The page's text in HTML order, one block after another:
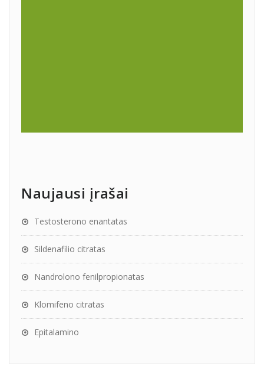
Naujausi įrašai
Testosterono enantatas
Sildenafilio citratas
Nandrolono fenilpropionatas
Klomifeno citratas
Epitalamino